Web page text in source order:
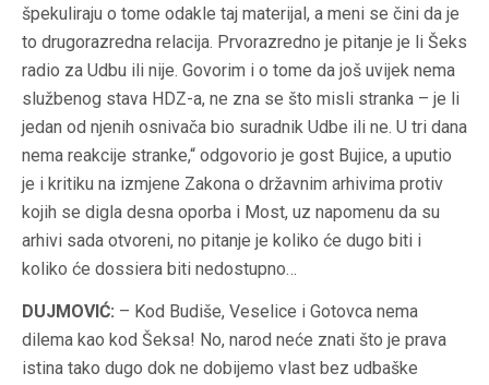
špekuliraju o tome odakle taj materijal, a meni se čini da je
to drugorazredna relacija. Prvorazredno je pitanje je li Šeks
radio za Udbu ili nije. Govorim i o tome da još uvijek nema
službenog stava HDZ-a, ne zna se što misli stranka – je li
jedan od njenih osnivača bio suradnik Udbe ili ne. U tri dana
nema reakcije stranke,“ odgovorio je gost Bujice, a uputio
je i kritiku na izmjene Zakona o državnim arhivima protiv
kojih se digla desna oporba i Most, uz napomenu da su
arhivi sada otvoreni, no pitanje je koliko će dugo biti i
koliko će dossiera biti nedostupno…
DUJMOVIĆ: – Kod Budiše, Veselice i Gotovca nema
dilema kao kod Šeksa! No, narod neće znati što je prava
istina tako dugo dok ne dobijemo vlast bez udbaške